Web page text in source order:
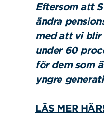
Eftersom att
ändra
med att vi blir
under 60
för dem som
yngre
LÄS MER HÄR!